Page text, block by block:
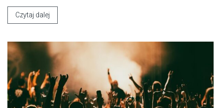
Czytaj dalej